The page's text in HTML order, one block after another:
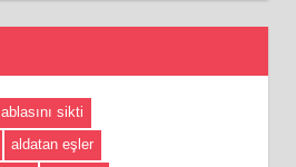
ablasını sikti
aldatan eşler